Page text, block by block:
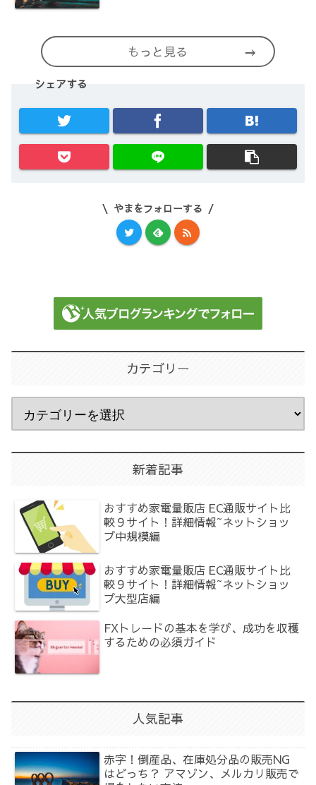
もっと見る
シェアする
やまをフォローする
カテゴリー
新着記事
おすすめ家電量販店 EC通販サイト比
較９サイト！詳細情報~ネットショッ
プ中規模編
おすすめ家電量販店 EC通販サイト比
較９サイト！詳細情報~ネットショッ
プ大型店編
FXトレードの基本を学び、成功を収穫
するための必須ガイド
人気記事
赤字！倒産品、在庫処分品の販売NG
はどっち？ アマゾン、メルカリ販売で